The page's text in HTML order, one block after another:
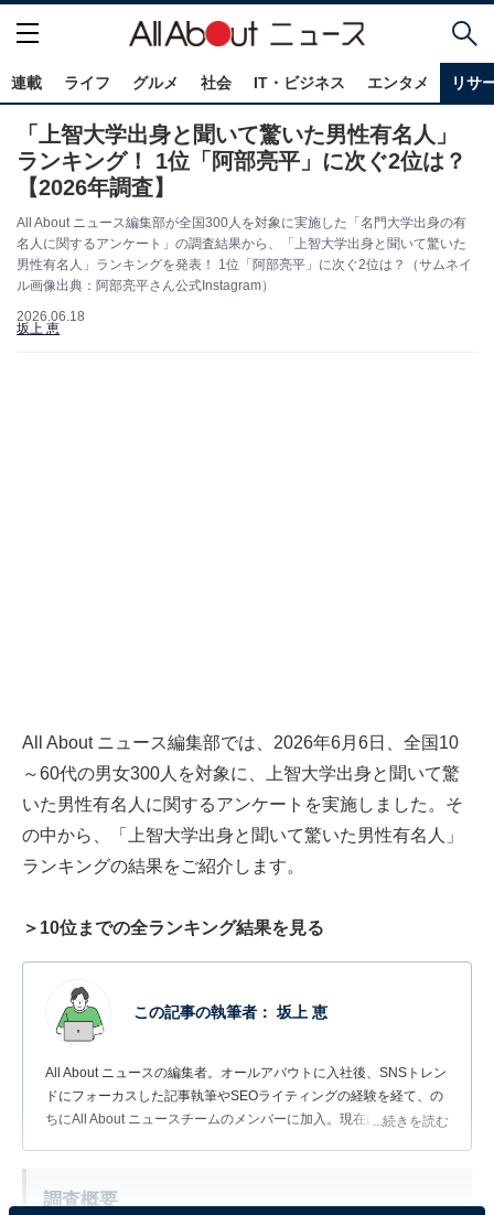
連載 ライフ グルメ 社会 IT・ビジネス エンタメ リサ
「上智大学出身と聞いて驚いた男性有名人」
ランキング！ 1位「阿部亮平」に次ぐ2位は？
【2026年調査】
All About ニュース編集部が全国300人を対象に実施した「名門大学出身の有
名人に関するアンケート」の調査結果から、「上智大学出身と聞いて驚いた
男性有名人」ランキングを発表！ 1位「阿部亮平」に次ぐ2位は？（サムネイ
ル画像出典：阿部亮平さん公式Instagram）
2026.06.18
坂上 恵
All About ニュース編集部では、2026年6月6日、全国10
～60代の男女300人を対象に、上智大学出身と聞いて驚
いた男性有名人に関するアンケートを実施しました。そ
の中から、「上智大学出身と聞いて驚いた男性有名人」
ランキングの結果をご紹介します。
＞10位までの全ランキング結果を見る
この記事の執筆者： 坂上 恵
All About ニュースの編集者。オールアバウトに入社後、SNSトレン
ドにフォーカスした記事執筆やSEOライティングの経験を経て、の
ちにAll About ニュースチームのメンバーに加入。現在は旅行・カル
...続きを読む
調査概要